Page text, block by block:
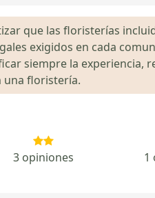
que las floristerías
exigidos en cada
siempre la
una floristería.
3 opiniones 1